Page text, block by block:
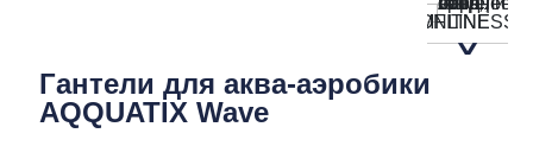
Гантели для аква-аэробики
AQQUATIX Wave